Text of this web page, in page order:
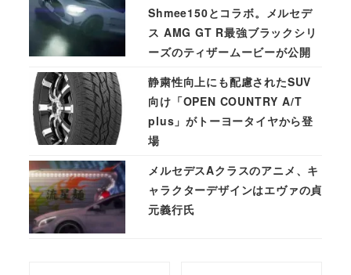
Shmee150とコラボ。メルセデ
ス AMG GT R最強ブラックシリ
ーズのティザームービーが公開
静粛性向上にも配慮されたSUV
向け「OPEN COUNTRY A/T
plus」がトーヨータイヤから登
場
メルセデスAクラスのアニメ、キ
ャラクターデザインはエヴァの貞
元義行氏